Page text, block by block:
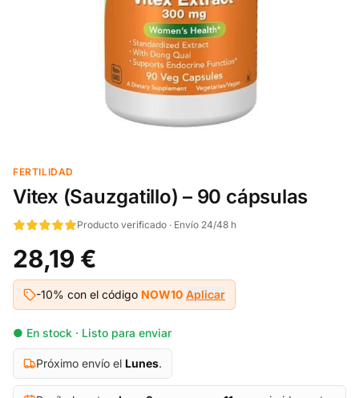
FERTILIDAD
Vitex (Sauzgatillo) – 90 cápsulas
Producto verificado · Envío 24/48 h
28,19 €
-10% con el código NOW10 Aplicar
● En stock · Listo para enviar
Próximo envío el Lunes.